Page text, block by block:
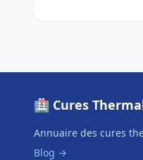
🏥 Cures
Annuaire des cures
Blog →